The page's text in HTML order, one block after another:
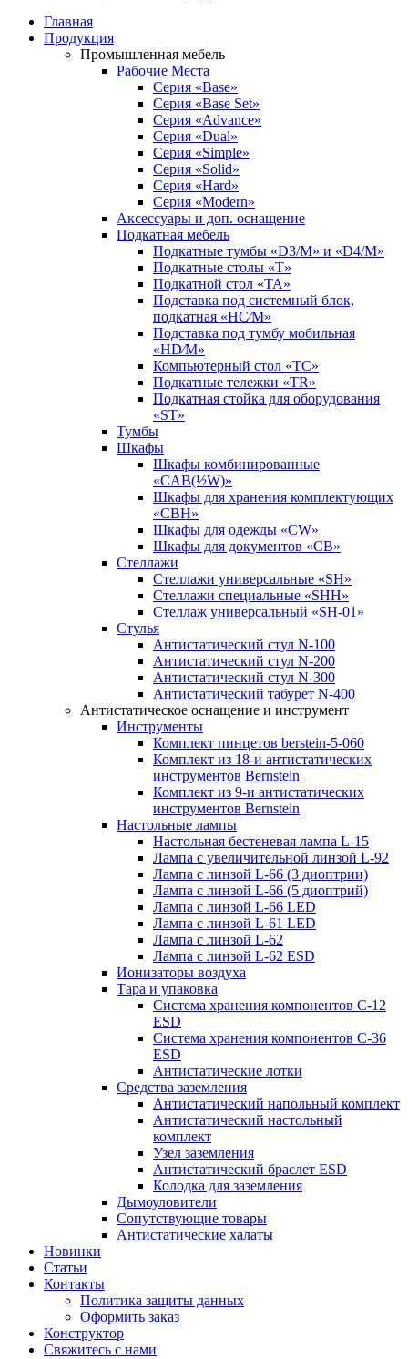
Главная
Продукция
Промышленная мебель
Рабочие Места
Серия «Base»
Серия «Base Set»
Серия «Advance»
Серия «Dual»
Серия «Simple»
Серия «Solid»
Серия «Hard»
Серия «Modern»
Аксессуары и доп. оснащение
Подкатная мебель
Подкатные тумбы «D3/M» и «D4/M»
Подкатные столы «T»
Подкатной стол «TA»
Подставка под системный блок,
подкатная «HC⁄M»
Подставка под тумбу мобильная
«HD⁄M»
Компьютерный стол «TC»
Подкатные тележки «TR»
Подкатная стойка для оборудования
«ST»
Тумбы
Шкафы
Шкафы комбинированные
«CAB(½W)»
Шкафы для хранения комплектующих
«CBH»
Шкафы для одежды «CW»
Шкафы для документов «CB»
Стеллажи
Стеллажи универсальные «SH»
Стеллажи специальные «SHH»
Стеллаж универсальный «SH-01»
Стулья
Антистатический стул N-100
Антистатический стул N-200
Антистатический стул N-300
Антистатический табурет N-400
Антистатическое оснащение и инструмент
Инструменты
Комплект пинцетов berstein-5-060
Комплект из 18-и антистатических
инструментов Bernstein
Комплект из 9-и антистатических
инструментов Bernstein
Настольные лампы
Настольная бестеневая лампа L-15
Лампа с увеличительной линзой L-92
Лампа с линзой L-66 (3 диоптрии)
Лампа с линзой L-66 (5 диоптрий)
Лампа с линзой L-66 LED
Лампа с линзой L-61 LED
Лампа с линзой L-62
Лампа с линзой L-62 ESD
Ионизаторы воздуха
Тара и упаковка
Система хранения компонентов C-12
ESD
Система хранения компонентов C-36
ESD
Антистатические лотки
Средства заземления
Антистатический напольный комплект
Антистатический настольный
комплект
Узел заземления
Антистатический браслет ESD
Колодка для заземления
Дымоуловители
Сопутствующие товары
Антистатические халаты
Новинки
Статьи
Контакты
Политика защиты данных
Оформить заказ
Конструктор
­Свяжитесь с нами